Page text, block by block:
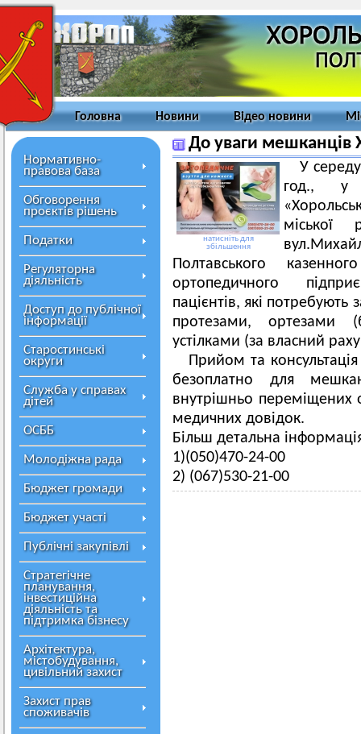
Головна Новини Відео новини
Нормативно-
правова база
Обговорення
проєктів рішень
Податки
Регуляторна
діяльність
Доступ до публічної
інформації
Старостинські
округи
Служба у справах
дітей
ОСББ
Молодіжна рада
Бюджет громади
Бюджет участі
Публічні закупівлі
Стратегічне
планування,
інвестиційна
діяльність та
підтримка бізнесу
Архітектура,
містобудування,
цивільний захист
Захист прав
споживачів
До уваги мешканців
натисніть для
збільшення
У
год., у
Полтавського
ортопедичного
пацієнтів, які
протезами, ортезами
устілками (за власний
Прийом та
безоплатно для
внутрішньо переміщених
медичних довідок.
Більш детальна
1)(050)470-24-00
2) (067)530-21-00